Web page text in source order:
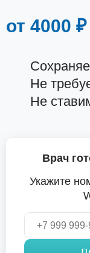
от 4000 ₽
Не
Не
Врач
Укажите